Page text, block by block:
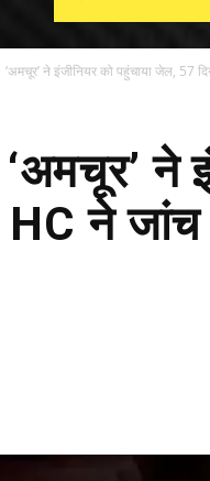
‘अमचूर’ ने इंजीनियर को पहुंचाया जेल, 57
‘अमचूर’ ने
HC ने जांच